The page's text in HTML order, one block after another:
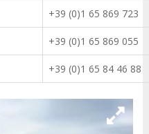
+39 (0)1 65 869 723
+39 (0)1 65 869 055
+39 (0)1 65 84 46 88